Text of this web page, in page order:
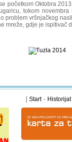
početkom Oktobra
tokom
problem vršnjačkog
mreže, gdje je ispitivač
Start- Historijat